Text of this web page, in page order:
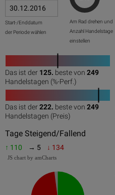
Start-/Enddatum
der Periode wählen
Am Rad drehen und
Anzahl Handelstage
einstellen
Das ist der 125. beste von 249
Handelstagen (%-Perf.)
Das ist der222. beste von 249
Handelstagen (Preis)
Tage Steigend/Fallend
↑ 110 → 5 ↓ 134
JS chart by amCharts